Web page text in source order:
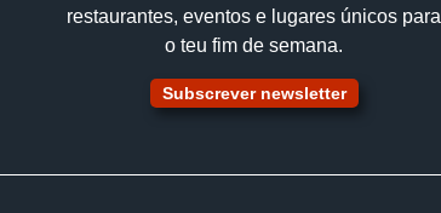
restaurantes, eventos e lugares únicos para
o teu fim de semana.
Subscrever newsletter